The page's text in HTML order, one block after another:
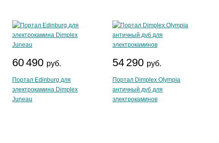
60 490 руб.
Портал Edinburg для
электрокамина Dimplex
Juneau
54 290 руб.
Портал Dimplex Olympia
античный дуб для
электрокаминов